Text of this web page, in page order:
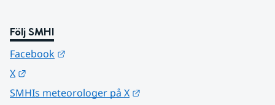
Följ SMHI
Facebook
X
SMHIs meteorologer på X